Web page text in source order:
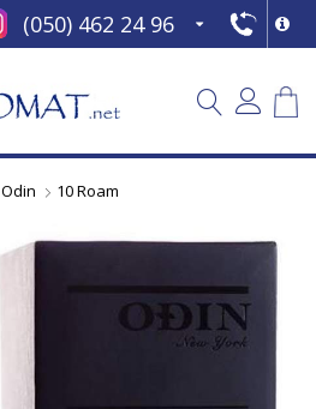
(050) 462 24 96
Odin 10 Roam